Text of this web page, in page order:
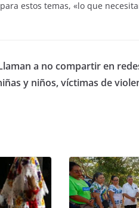
estos temas, «lo que
a no compartir en
y niños, víctimas de